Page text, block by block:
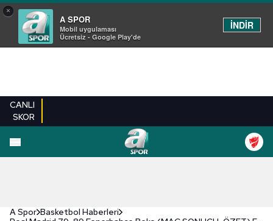
×
A SPOR
Mobil uygulaması
Ücretsiz - Google Play'de
İNDİR
CANLI
SKOR
A Spor Basketbol Haberleri